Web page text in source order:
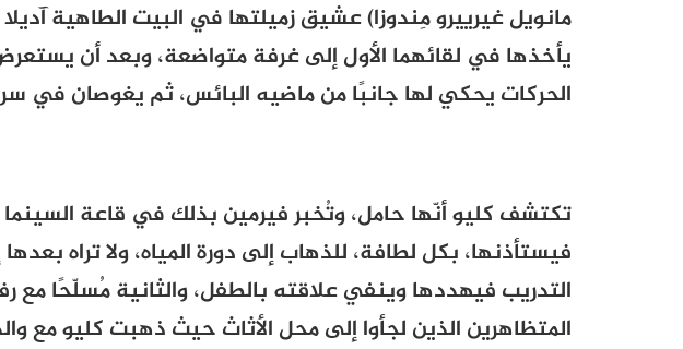
مانويل غيرييرو مِندوزا) عشيق زميلتها في البيت الطاهية
يأخذها في لقائهما الأول إلى غرفة متواضعة، وبعد أن يستعرض
الحركات يحكي لها جانبًا من ماضيه البائس، ثم يغوصان في
تكتشف كليو أنّها حامل، وتُخبر فيرمين بذلك في قاعة السينما
فيستأذنها، بكل لطافة، للذهاب إلى دورة المياه، ولا تراه
التدريب فيهددها وينفي علاقته بالطفل، والثانية مُسلّحًا مع
المتظاهرين الذين لجأوا إلى محل الأثاث حيث ذهبت كليو مع